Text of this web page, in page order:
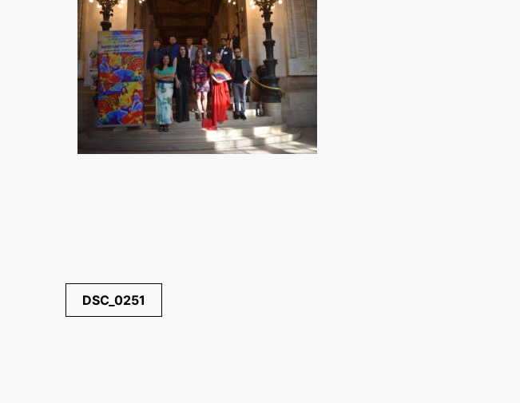
Navegación
de
DSC_0251